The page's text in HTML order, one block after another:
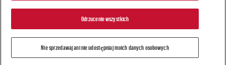
Polityka prywatności|Regulamin
osobowych
|Cookie Notice
Nie sprzedawaj ani nie udostępniaj moich danych osobowych
Odrzucenie wszystkich